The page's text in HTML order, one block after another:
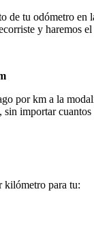
de tu odómetro en
y haremos
por km a la
sin importar cuantos
kilómetro para tu: